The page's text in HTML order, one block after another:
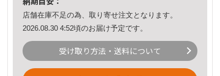
店舗在庫不足の為、取り寄せ注文となります。
2026.08.30 4:52頃のお届け予定です。
受け取り方法・送料について